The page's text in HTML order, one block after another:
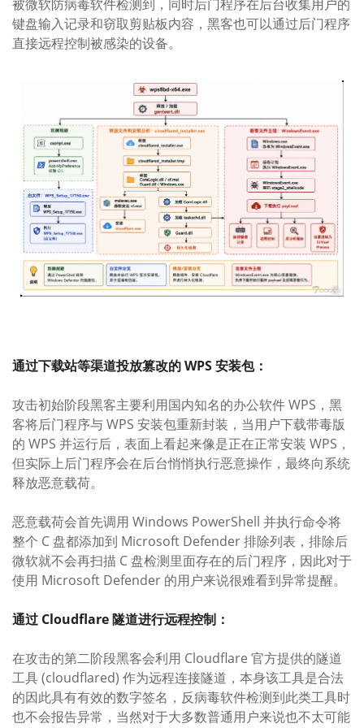
被微软防病毒软件检测到，同时后门程序在后台收集用户的
键盘输入记录和窃取剪贴板内容，黑客也可以通过后门程序
直接远程控制被感染的设备。
通过下载站等渠道投放篡改的 WPS 安装包：
攻击初始阶段黑客主要利用国内知名的办公软件 WPS，黑
客将后门程序与 WPS 安装包重新封装，当用户下载带毒版
的 WPS 并运行后，表面上看起来像是正在正常安装 WPS，
但实际上后门程序会在后台悄悄执行恶意操作，最终向系统
释放恶意载荷。
恶意载荷会首先调用 Windows PowerShell 并执行命令将
整个 C 盘都添加到 Microsoft Defender 排除列表，排除后
微软就不会再扫描 C 盘检测里面存在的后门程序，因此对于
使用 Microsoft Defender 的用户来说很难看到异常提醒。
通过 Cloudflare 隧道进行远程控制：
在攻击的第二阶段黑客会利用 Cloudflare 官方提供的隧道
工具 (cloudflared) 作为远程连接隧道，本身该工具是合法
的因此具有有效的数字签名，反病毒软件检测到此类工具时
也不会报告异常，当然对于大多数普通用户来说也不太可能